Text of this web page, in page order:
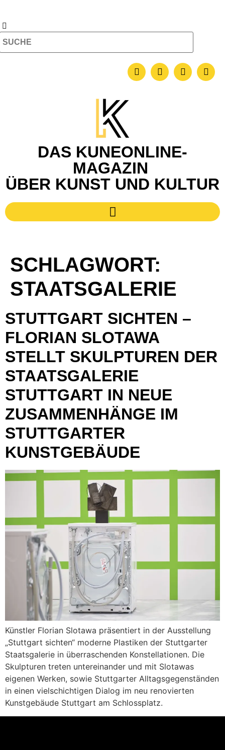
DAS KUNEONLINE-
MAGAZIN
ÜBER KUNST UND KULTUR
SCHLAGWORT:
STAATSGALERIE
STUTTGART SICHTEN –
FLORIAN SLOTAWA
STELLT SKULPTUREN DER
STAATSGALERIE
STUTTGART IN NEUE
ZUSAMMENHÄNGE IM
STUTTGARTER
KUNSTGEBÄUDE
Künstler Florian Slotawa präsentiert in der Ausstellung
„Stuttgart sichten“ moderne Plastiken der Stuttgarter
Staatsgalerie in überraschenden Konstellationen. Die
Skulpturen treten untereinander und mit Slotawas
eigenen Werken, sowie Stuttgarter Alltagsgegenständen
in einen vielschichtigen Dialog im neu renovierten
Kunstgebäude Stuttgart am Schlossplatz.